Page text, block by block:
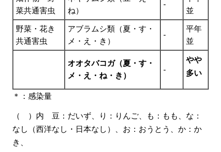
菜共通害虫
ね）
-
並
野菜・花き
共通害虫
アブラムシ類（夏・す・
メ・え・き）
-
平年
並
オオタバコガ（夏・す・
メ・え・ね・き）
-
やや
多い
＊：感染量
（ ）内 豆：だいず、り：りんご、も：もも、な：
なし（西洋なし・日本なし）、お：おうとう、か：か
き、